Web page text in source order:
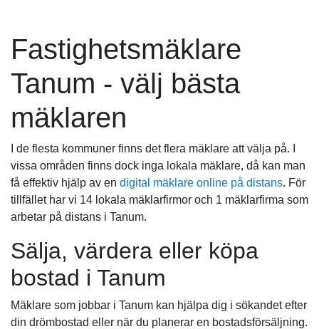
Fastighetsmäklare
Tanum - välj bästa
mäklaren
I de flesta kommuner finns det flera mäklare att välja på. I
vissa områden finns dock inga lokala mäklare, då kan man
få effektiv hjälp av en digital mäklare online på distans. För
tillfället har vi 14 lokala mäklarfirmor och 1 mäklarfirma som
arbetar på distans i Tanum.
Sälja, värdera eller köpa
bostad i Tanum
Mäklare som jobbar i Tanum kan hjälpa dig i sökandet efter
din drömbostad eller när du planerar en bostadsförsäljning.